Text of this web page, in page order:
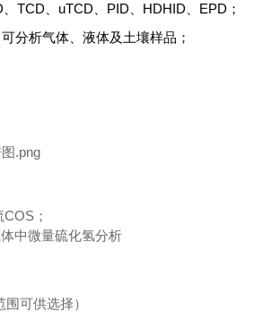
、TCD uTCD PID HDHID EPD ；
分析气体、液体及土壤样品；
COS ；
中微量硫化氢分析
围可供选择）